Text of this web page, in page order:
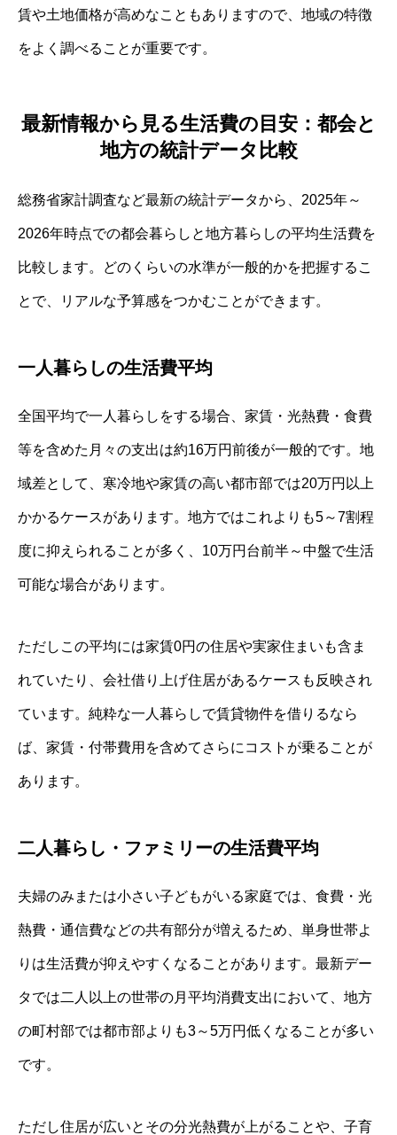
賃や土地価格が高めなこともありますので、地域の特徴
をよく調べることが重要です。
最新情報から見る生活費の目安：都会と
地方の統計データ比較
総務省家計調査など最新の統計データから、2025年～
2026年時点での都会暮らしと地方暮らしの平均生活費を
比較します。どのくらいの水準が一般的かを把握するこ
とで、リアルな予算感をつかむことができます。
一人暮らしの生活費平均
全国平均で一人暮らしをする場合、家賃・光熱費・食費
等を含めた月々の支出は約16万円前後が一般的です。地
域差として、寒冷地や家賃の高い都市部では20万円以上
かかるケースがあります。地方ではこれよりも5～7割程
度に抑えられることが多く、10万円台前半～中盤で生活
可能な場合があります。
ただしこの平均には家賃0円の住居や実家住まいも含ま
れていたり、会社借り上げ住居があるケースも反映され
ています。純粋な一人暮らしで賃貸物件を借りるなら
ば、家賃・付帯費用を含めてさらにコストが乗ることが
あります。
二人暮らし・ファミリーの生活費平均
夫婦のみまたは小さい子どもがいる家庭では、食費・光
熱費・通信費などの共有部分が増えるため、単身世帯よ
りは生活費が抑えやすくなることがあります。最新デー
タでは二人以上の世帯の月平均消費支出において、地方
の町村部では都市部よりも3～5万円低くなることが多い
です。
ただし住居が広いとその分光熱費が上がることや、子育